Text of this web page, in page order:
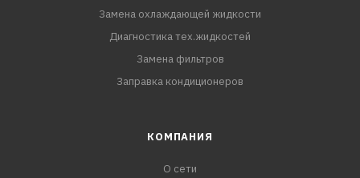
Замена охлаждающей жидкости
Диагностика тех.жидкостей
Замена фильтров
Заправка кондиционеров
КОМПАНИЯ
О сети